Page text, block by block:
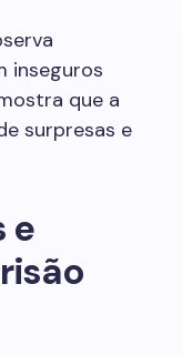
inseguros
que a
surpresas e
e